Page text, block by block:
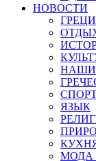
НОВОСТИ
НАШИ
ЯЗЫК
МОДА